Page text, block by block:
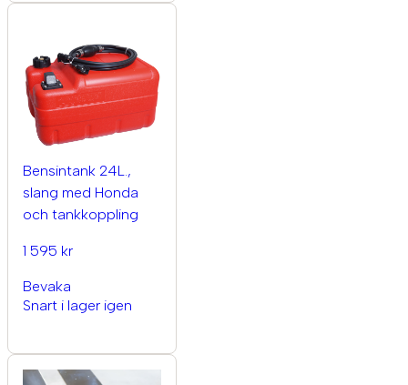
Bensintank 24L.,
slang med Honda
och tankkoppling
1 595 kr
Bevaka
Snart i lager igen